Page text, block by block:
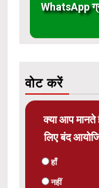
WhatsApp
वोट करें
क्या आप
लिए बंद
हाँ
नहीं